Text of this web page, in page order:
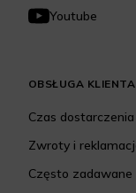
Youtube
OBSŁUGA KLIENTA
Czas dostarczenia
Zwroty i
Często